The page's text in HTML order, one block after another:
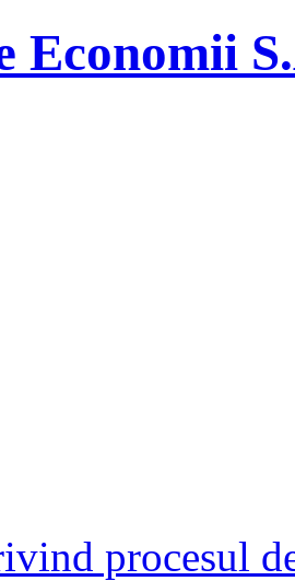
Economii
procesul